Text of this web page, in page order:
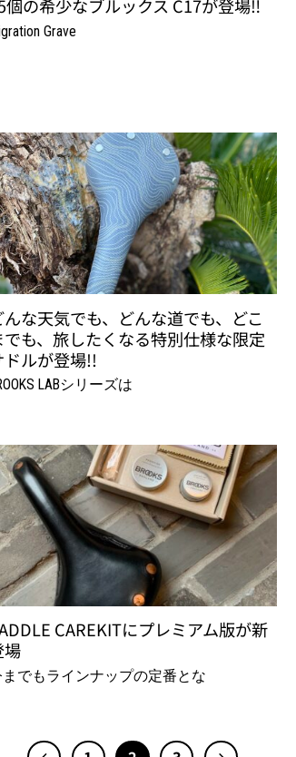
個の希少なブルックス C17が登場‼
Grave
んな天気でも、どんな道でも、どこ
でも、旅したくなる特別仕様な限定
ドルが登場!!
LABシリーズは
CAREKITにプレミアム版が新
場
までもラインナップの定番とな